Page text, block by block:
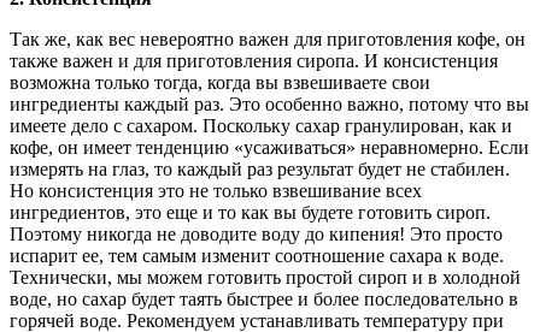
Так же, как вес невероятно важен для приготовления кофе, он
также важен и для приготовления сиропа. И консистенция
возможна только тогда, когда вы взвешиваете свои
ингредиенты каждый раз. Это особенно важно, потому что вы
имеете дело с сахаром. Поскольку сахар гранулирован, как и
кофе, он имеет тенденцию «усаживаться» неравномерно. Если
измерять на глаз, то каждый раз результат будет не стабилен.
Но консистенция это не только взвешивание всех
ингредиентов, это еще и то как вы будете готовить сироп.
Поэтому никогда не доводите воду до кипения! Это просто
испарит ее, тем самым изменит соотношение сахара к воде.
Технически, мы можем готовить простой сироп и в холодной
воде, но сахар будет таять быстрее и более последовательно в
горячей воде. Рекомендуем устанавливать температуру при